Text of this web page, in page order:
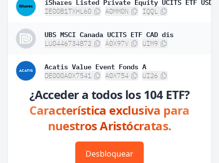
IE00B1TXHL60 A0MM0N IQQL
UBS MSCI Canada UCITS ETF CAD dis
LU0446734872 A0X97V UIM9
Acatis Value Event Fonds A
DE000A0X7541 A0X754 UI26
¿Acceder a todos los 104 ETF?
Característica exclusiva para
nuestros Aristócratas.
Desbloquear